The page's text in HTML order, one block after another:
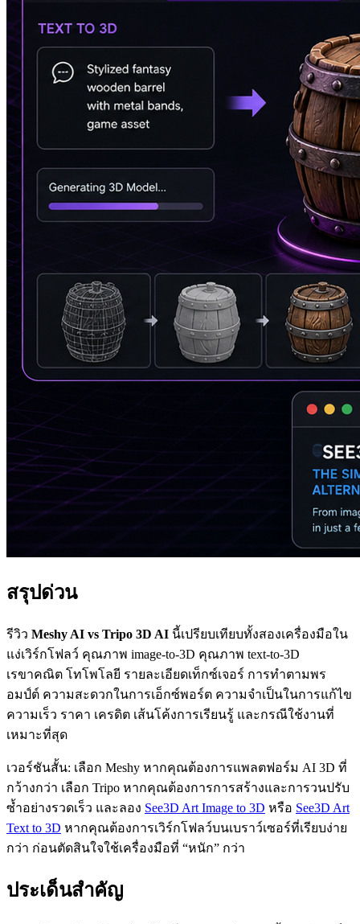
สรุปด่วน
รีวิว Meshy AI vs Tripo 3D AI นี้เปรียบเทียบทั้งสองเครื่องมือใน
แง่เวิร์กโฟลว์ คุณภาพ image-to-3D คุณภาพ text-to-3D
เรขาคณิต โทโพโลยี รายละเอียดเท็กซ์เจอร์ การทำตามพร
อมป์ต์ ความสะดวกในการเอ็กซ์พอร์ต ความจำเป็นในการแก้ไข
ความเร็ว ราคา เครดิต เส้นโค้งการเรียนรู้ และกรณีใช้งานที่
เหมาะที่สุด
เวอร์ชันสั้น: เลือก Meshy หากคุณต้องการแพลตฟอร์ม AI 3D ที่
กว้างกว่า เลือก Tripo หากคุณต้องการการสร้างและการวนปรับ
ซ้ำอย่างรวดเร็ว และลอง See3D Art Image to 3D หรือ See3D Art
Text to 3D หากคุณต้องการเวิร์กโฟลว์บนเบราว์เซอร์ที่เรียบง่าย
กว่า ก่อนตัดสินใจใช้เครื่องมือที่ “หนัก” กว่า
ประเด็นสำคัญ